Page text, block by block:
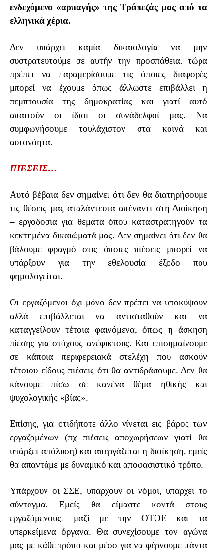
ενδεχόμενο «αρπαγής» της Τράπεζάς μας από τα
ελληνικά χέρια.
Δεν υπάρχει καμία δικαιολογία να μην
συστρατευτούμε σε αυτήν την προσπάθεια. τώρα
πρέπει να παραμερίσουμε τις όποιες διαφορές
μπορεί να έχουμε όπως άλλωστε επιβάλλει
η
πεμπτουσία της δημοκρατίας και γιατί αυτό
απαιτούν οι ίδιοι οι συνάδελφοί μας.
Να
συμφωνήσουμε τουλάχιστον στα κοινά και
αυτονόητα.
ΠΙΕΣΕΙΣ…
Αυτό βέβαια δεν σημαίνει ότι δεν θα διατηρήσουμε
τις θέσεις μας αταλάντευτα απέναντι στη Διοίκηση
– εργοδοσία για θέματα όπου καταστρατηγούν τα
κεκτημένα δικαιώματά μας. Δεν σημαίνει ότι δεν θα
βάλουμε φραγμό στις όποιες πιέσεις μπορεί να
υπάρξουν για την εθελουσία έξοδο που
φημολογείται.
Οι εργαζόμενοι όχι μόνο δεν πρέπει να υποκύψουν
αλλά επιβάλλεται να αντισταθούν και να
καταγγείλουν τέτοια φαινόμενα, όπως η άσκηση
πίεσης για στόχους ανέφικτους. Και επισημαίνουμε
σε κάποια περιφερειακά στελέχη που ασκούν
τέτοιου είδους πιέσεις ότι θα αντιδράσουμε. Δεν θα
κάνουμε πίσω σε κανένα θέμα ηθικής και
ψυχολογικής «βίας».
Επίσης, για οτιδήποτε άλλο γίνεται εις βάρος των
εργαζομένων (πχ πιέσεις αποχωρήσεων γιατί θα
υπάρξει απόλυση) και απεργάζεται η διοίκηση, εμείς
θα απαντάμε με δυναμικό και αποφασιστικό τρόπο.
Υπάρχουν οι ΣΣΕ, υπάρχουν οι νόμοι, υπάρχει το
σύνταγμα. Εμείς θα είμαστε κοντά στους
εργαζόμενους, μαζί με την ΟΤΟΕ και τα
υπερκείμενα όργανα. Θα συνεχίσουμε τον αγώνα
μας με κάθε τρόπο και μέσο για να φέρνουμε πάντα